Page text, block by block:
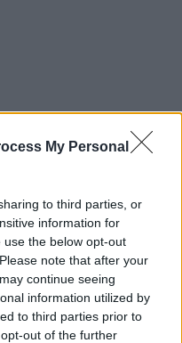
My Personal
to third parties, or
information for
the below opt-out
note that after your
continue seeing
information utilized by
to third parties prior to
out of the further